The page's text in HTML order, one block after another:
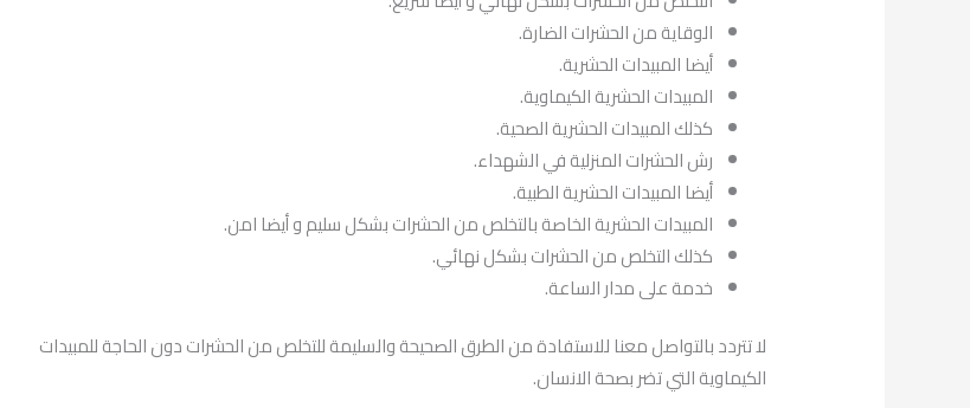
الوقاية من الحشرات الضارة.
أيضا المبيدات الحشرية.
المبيدات الحشرية الكيماوية.
كذلك المبيدات الحشرية الصحية.
رش الحشرات المنزلية في الشهداء.
أيضا المبيدات الحشرية الطبية.
المبيدات الحشرية الخاصة بالتخلص من الحشرات بشكل سليم و أيضا امن.
كذلك التخلص من الحشرات بشكل نهائي.
خدمة على مدار الساعة.
لا تتردد بالتواصل معنا للاستفادة من الطرق الصحيحة والسليمة للتخلص من الحشرات دون الحاجة للمبيدات
الكيماوية التي تضر بصحة الانسان.